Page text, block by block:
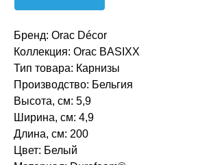
Бренд: Orac Décor
Коллекция: Orac BASIXX
Тип товара: Карнизы
Производство: Бельгия
Высота, см: 5,9
Ширина, см: 4,9
Длина, см: 200
Цвет: Белый